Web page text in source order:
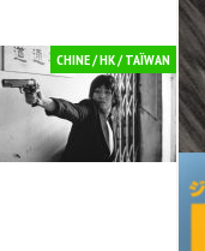
CHINE / HK / TAÏWAN